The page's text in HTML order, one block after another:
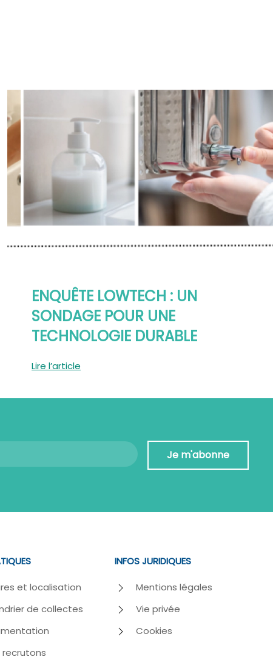
ENQUÊTE LOWTECH : UN
SONDAGE POUR UNE
TECHNOLOGIE DURABLE
Lire l’article
Je m'abonne
et localisation
de collectes
recrutons
INFOS JURIDIQUES
Mentions légales
Vie privée
Cookies